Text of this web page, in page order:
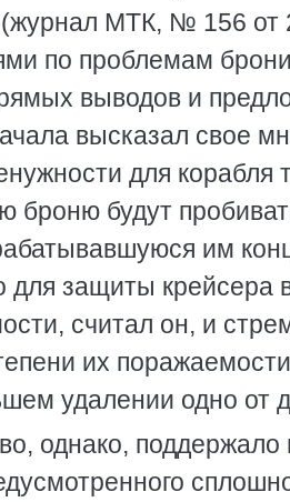
МТК, № 156 от
по проблемам
выводов и
высказал свое
для корабля
броню будут
им
для защиты крейсера
считал он, и
их
удалении одно от
однако,